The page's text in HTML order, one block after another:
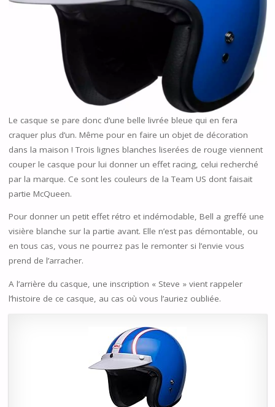
Le casque se pare donc d’une belle livrée bleue qui en fera
craquer plus d’un. Même pour en faire un objet de décoration
dans la maison ! Trois lignes blanches liserées de rouge viennent
couper le casque pour lui donner un effet racing, celui recherché
par la marque. Ce sont les couleurs de la Team US dont faisait
partie McQueen.
Pour donner un petit effet rétro et indémodable, Bell a greffé une
visière blanche sur la partie avant. Elle n’est pas démontable, ou
en tous cas, vous ne pourrez pas le remonter si l’envie vous
prend de l’arracher.
A l’arrière du casque, une inscription « Steve » vient rappeler
l’histoire de ce casque, au cas où vous l’auriez oubliée.